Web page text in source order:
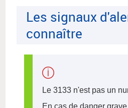
Les signaux
connaître
Le 3133 n'est pas un
En cas de danger